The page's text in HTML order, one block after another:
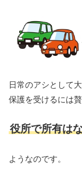
日常のアシとして
保護を受けるには
役所で所有は
ようなのです。